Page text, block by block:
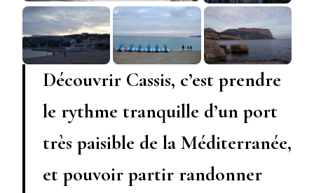
Découvrir Cassis, c’est prendre
le rythme tranquille d’un port
très paisible de la Méditerranée,
et pouvoir partir randonner